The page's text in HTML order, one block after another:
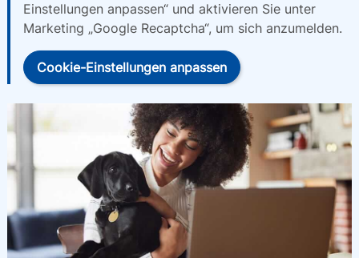
Einstellungen anpassen“ und aktivieren Sie unter
Marketing „Google Recaptcha“, um sich anzumelden.
Cookie-Einstellungen anpassen